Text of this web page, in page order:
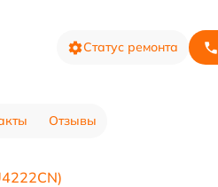
Статус ремонта
Отзывы